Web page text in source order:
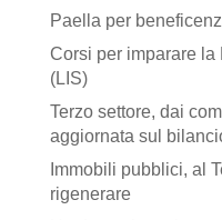
Paella per
Corsi per imparare
(LIS)
Terzo settore, dai
aggiornata sul
Immobili pubblici, al
rigenerare